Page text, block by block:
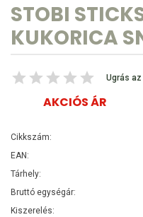
STOBI
KUKORICA
Ugrás
AKCIÓS ÁR
Cikkszám:
EAN:
Tárhely:
Bruttó egységár:
Kiszerelés: